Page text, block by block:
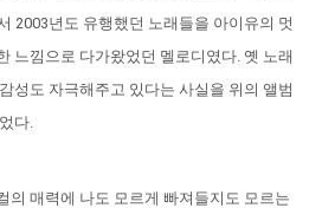
2003년도 유행했던 노래들을 아이유의 멋
느낌으로 다가왔었던 멜로디였다. 옛 노래
성도 자극해주고 있다는 사실을 위의 앨범
다.
의 매력에 나도 모르게 빠져들지도 모르는